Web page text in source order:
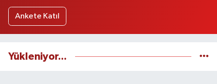
Ankete Katıl
Yükleniyor...